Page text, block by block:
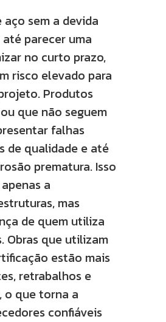
sem a devida
parecer uma
no curto prazo,
risco elevado para
Produtos
que não seguem
falhas
de qualidade e até
prematura. Isso
a
mas
de quem utiliza
Obras que utilizam
estão mais
retrabalhos e
o que torna a
confiáveis